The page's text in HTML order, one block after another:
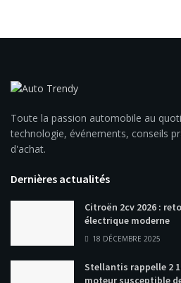
Toute la passion automobile au
technologie, événements, conseils
d'achat.
Dernières actualités
Citroën 2cv 2026 :
électrique moderne
18 DÉCEMBRE 2025
Stellantis rappelle 2
moteur susceptible